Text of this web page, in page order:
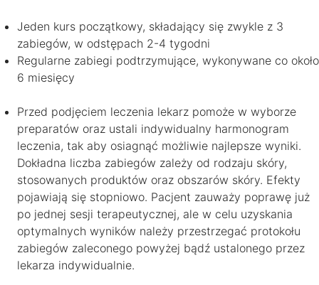
Jeden kurs początkowy, składający się zwykle z 3
zabiegów, w odstępach 2-4 tygodni
Regularne zabiegi podtrzymujące, wykonywane co około
6 miesięcy
Przed podjęciem leczenia lekarz pomoże w wyborze
preparatów oraz ustali indywidualny harmonogram
leczenia, tak aby osiagnąć możliwie najlepsze wyniki.
Dokładna liczba zabiegów zależy od rodzaju skóry,
stosowanych produktów oraz obszarów skóry. Efekty
pojawiają się stopniowo. Pacjent zauważy poprawę już
po jednej sesji terapeutycznej, ale w celu uzyskania
optymalnych wyników należy przestrzegać protokołu
zabiegów zaleconego powyżej bądź ustalonego przez
lekarza indywidualnie.